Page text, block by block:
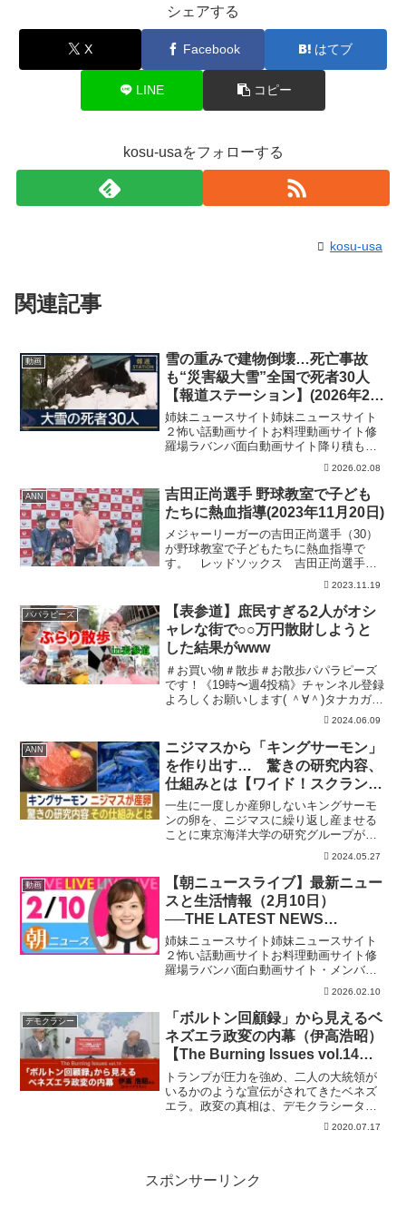
シェアする
X Facebook はてブ
LINE コピー
kosu-usaをフォローする
kosu-usa
関連記事
動画
雪の重みで建物倒壊…死亡事故
も“災害級大雪”全国で死者30人
【報道ステーション】(2026年2月
3日)
姉妹ニュースサイト姉妹ニュースサイト
２怖い話動画サイトお料理動画サイト修
羅場ラバンバ面白動画サイト降り積もっ
た雪が重みを増し、建物の崩壊が各地で
相次いでいます。また、消防庁の発表に
よりますと、大雪に関連した死者は、2日
より3人増えて30人に...
2026.02.08
ANN
吉田正尚選手 野球教室で子ども
たちに熱血指導(2023年11月20日)
メジャーリーガーの吉田正尚選手（30）
が野球教室で子どもたちに熱血指導で
す。 レッドソックス 吉田正尚選手：
「バッティングの基本は皆さん、何です
か。振る。そう、しっかり振る」 東
京・新宿区で19日に開かれた野球教室
は、子どもたちに世界を夢見...
2023.11.19
パパラピーズ
【表参道】庶民すぎる2人がオシ
ャレな街で○○万円散財しようと
した結果がwww
＃お買い物＃散歩＃お散歩パパラピーズ
です！《19時〜週4投稿》チャンネル登録
よろしくお願いします( ＾∀＾)タナカガブ
ランドGAB GAB じんじんブランド
TV‼︎】毎週水曜深夜にメ〜テレで放送！
※...
2024.06.09
ANN
ニジマスから「キングサーモン」
を作り出す… 驚きの研究内容、
仕組みとは【ワイド！スクランブ
ル】(2024年5月27日)
一生に一度しか産卵しないキングサーモ
ンの卵を、ニジマスに繰り返し産ませる
ことに東京海洋大学の研究グループが成
功した。一体、どういう仕組みなのか、
研究者に聞いた。■キングサーモン…「月
に6日ぐらい」 白いご飯の上に敷き詰め
られる本マス。その上...
2024.05.27
動画
【朝ニュースライブ】最新ニュー
スと生活情報（2月10日）
──THE LATEST NEWS
SUMMARY（日テレNEWS
LIVE）
姉妹ニュースサイト姉妹ニュースサイト
２怖い話動画サイトお料理動画サイト修
羅場ラバンバ面白動画サイト・メンバー
シップ「日テレNEWSクラブ」始まりま
した月額290円で所属歴に応じ色が変化し
ステータスアップしていくバッジ特典
や、ライブ配信のチャ...
2026.02.10
デモクラシー
「ボルトン回顧録」から見えるベ
ネズエラ政変の内幕（伊高浩昭）
【The Burning Issues vol.14】
20200709
トランプが圧力を強め、二人の大統領が
いるかのような宣伝がされてきたベネズ
エラ。政変の真相は、デモクラシータイ
ムスでは、在日ベネズエラ大使にインタ
ビューする等、米国発の報道に真っ向対
2020.07.17
スポンサーリンク